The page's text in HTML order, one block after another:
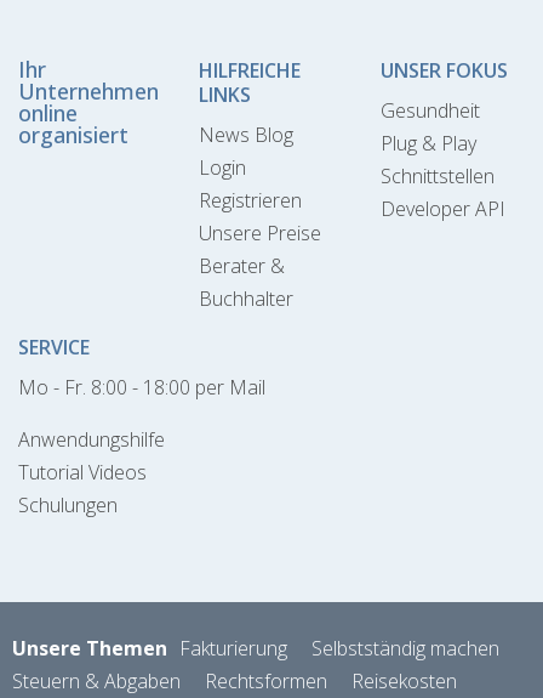
Ihr
Unternehmen
online
organisiert
HILFREICHE
LINKS
News Blog
Login
Registrieren
Unsere Preise
Berater &
Buchhalter
UNSER FOKUS
Gesundheit
Plug & Play
Schnittstellen
Developer API
SERVICE
Mo - Fr. 8:00 - 18:00 per Mail
Anwendungshilfe
Tutorial Videos
Schulungen
Unsere Themen Fakturierung
Selbstständig machen
Steuern & Abgaben
Rechtsformen
Reisekosten